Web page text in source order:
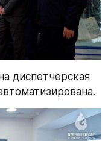
диспетчерская